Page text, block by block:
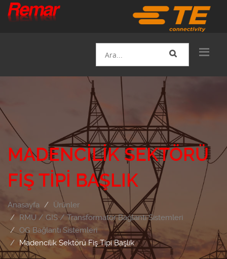
MADENCILIK SEKTÖRÜ
FIŞ TIPI BAŞLIK
Anasayfa
Ürünler
RMU / GIS / Transformatör Bağlantı Sistemleri
OG Bağlantı Sistemleri
Madencilik Sektörü Fiş Tipi Başlık